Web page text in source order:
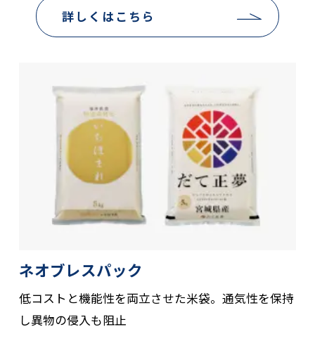
詳しくはこちら
ネオブレスパック
低コストと機能性を両立させた米袋。通気性を保持
し異物の侵入も阻止